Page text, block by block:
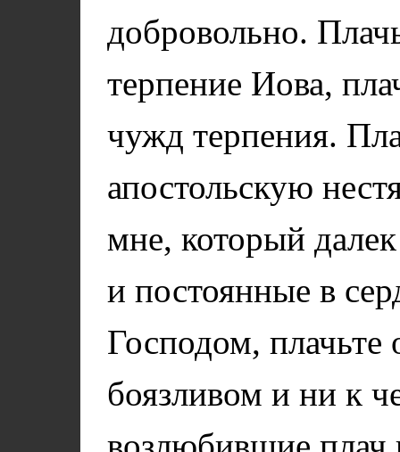
добровольно.
терпение Иова,
чужд терпения.
апостольскую
мне, который
и постоянные в
Господом,
боязливом и ни к